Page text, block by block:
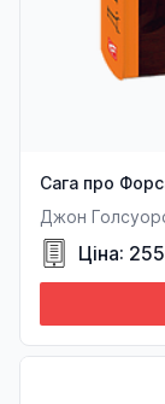
Сага про
Джон
Ціна: